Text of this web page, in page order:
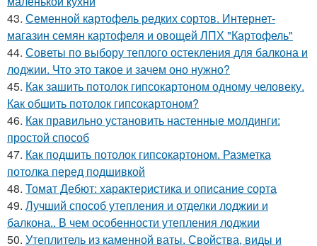
43. Семенной картофель редких сортов. Интернет-
магазин семян картофеля и овощей ЛПХ "Картофель"
44. Советы по выбору теплого остекления для балкона и
лоджии. Что это такое и зачем оно нужно?
45. Как зашить потолок гипсокартоном одному человеку.
Как обшить потолок гипсокартоном?
46. Как правильно установить настенные молдинги:
простой способ
47. Как подшить потолок гипсокартоном. Разметка
потолка перед подшивкой
48. Томат Дебют: характеристика и описание сорта
49. Лучший способ утепления и отделки лоджии и
балкона.. В чем особенности утепления лоджии
50. Утеплитель из каменной ваты. Свойства, виды и